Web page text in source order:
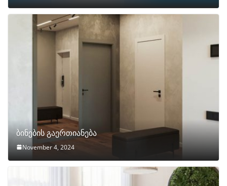
ბინების გაერთიანება
November 4, 2024